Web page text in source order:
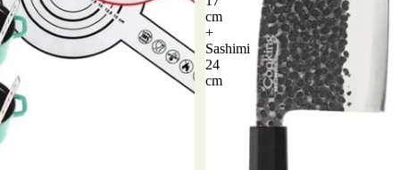
cm
+
Sashimi
24
cm